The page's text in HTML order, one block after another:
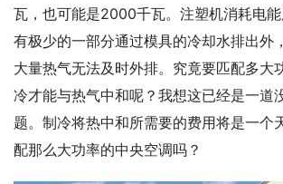
瓦，也可能是2000千瓦。注塑机消耗电
有极少的一部分通过模具的冷却水排出外
大量热气无法及时外排。究竟要匹配多大
冷才能与热气中和呢？我想这已经是一道
题。制冷将热中和所需要的费用将是一个
配那么大功率的中央空调吗？